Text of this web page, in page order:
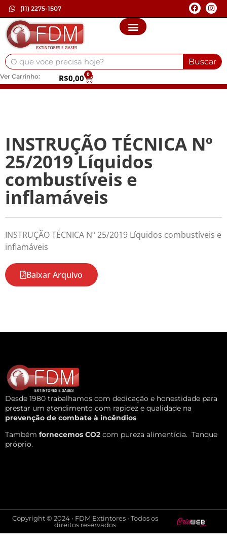
(11) 2275-1507
Buscar
Ver Carrinho: R$0,00 0
INSTRUÇÃO TÉCNICA Nº
25/2019 Líquidos
combustíveis e
inflamáveis
INSTRUÇÃO TÉCNICA Nº 25/2019 Líquidos combustíveis e
inflamáveis
Baixar Arquivo
Desde 1980 trabalhamos com dedicação e honestidade para
prestar um atendimento com rapidez e qualidade na
prevenção de combate à incêndios.
Também fornecemos CO2 com pureza alimentícia. Tanque
próprio.
Copyright © 2024 • FDM Extintores • Todos os
direitos reservados